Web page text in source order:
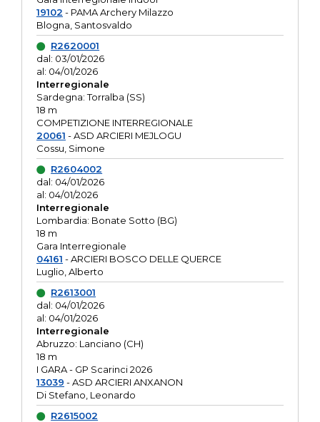
19102 - PAMA Archery Milazzo
Blogna, Santosvaldo
R2620001
dal: 03/01/2026
al: 04/01/2026
Interregionale
Sardegna: Torralba (SS)
18 m
COMPETIZIONE INTERREGIONALE
20061 - ASD ARCIERI MEJLOGU
Cossu, Simone
R2604002
dal: 04/01/2026
al: 04/01/2026
Interregionale
Lombardia: Bonate Sotto (BG)
18 m
Gara Interregionale
04161 - ARCIERI BOSCO DELLE QUERCE
Luglio, Alberto
R2613001
dal: 04/01/2026
al: 04/01/2026
Interregionale
Abruzzo: Lanciano (CH)
18 m
I GARA - GP Scarinci 2026
13039 - ASD ARCIERI ANXANON
Di Stefano, Leonardo
R2615002